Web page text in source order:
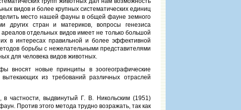
видов и более крупных систематических единиц
место нашей фауны в общей фауне земного
стран и материков, вопросы генезиса
отдельных видов имеет не только большой
в интересах правильной и более эффективной
борьбы с нежелательными представителями
для человека видов животных.
вносят новые принципы в зоогеографические
из требований различных отраслей
в частности, выдвинутый Г. В. Никольским (1951)
Против этого метода трудно возражать, так как